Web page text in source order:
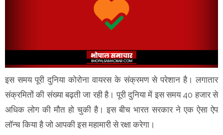
इस समय पूरी दुनिया कोरोना वायरस के संक्रमण से परेशान है। लगातार
संक्रमितों की संख्‍या बढ़ती जा रही है। पूरी दुनिया में इस समय 40 हजार से
अधिक लोग की मौत हो चुकी है। इस बीच भारत सरकार ने एक ऐसा ऐप
लॉन्‍च किया है जो आपकी इस महामारी से रक्षा करेगा।